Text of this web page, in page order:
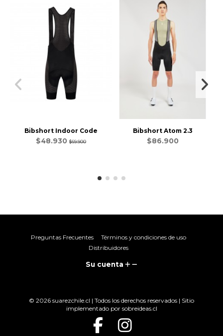
Bibshort Indoor Code
$48.930 $69.900
Bibshort Atom 2.3
$86.900
Preguntas Frecuentes
Términos y condiciones de uso
Distribuidores
Su cuenta
© 2026 suarezchile.cl | Todos los derechos reservados | Sitio
implementado por sobreideas.cl